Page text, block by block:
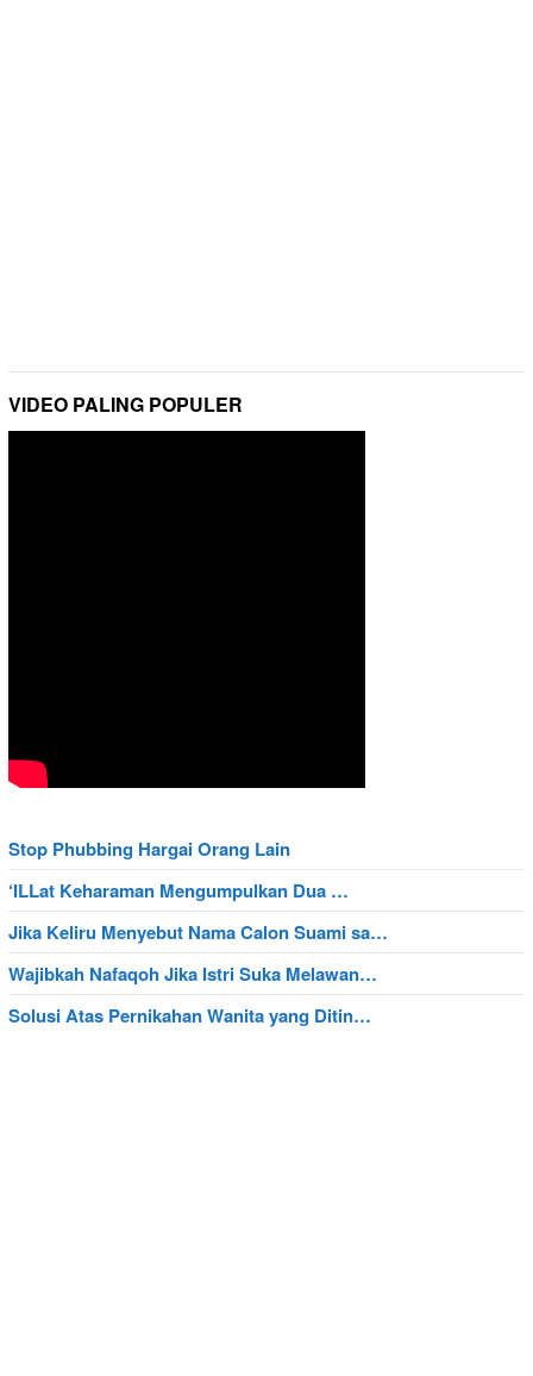
VIDEO PALING POPULER
Stop Phubbing Hargai Orang Lain
‘ILLat Keharaman Mengumpulkan Dua …
Jika Keliru Menyebut Nama Calon Suami sa…
Wajibkah Nafaqoh Jika Istri Suka Melawan…
Solusi Atas Pernikahan Wanita yang Ditin…